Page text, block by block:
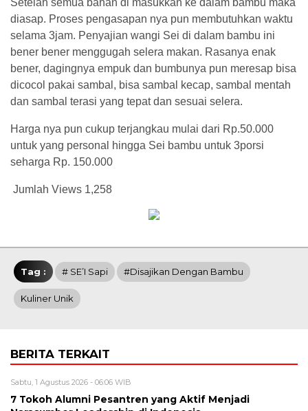
Setelah semua bahan di masukkan ke dalam bambu maka
diasap. Proses pengasapan nya pun membutuhkan waktu
selama 3jam. Penyajian wangi Sei di dalam bambu ini
bener bener menggugah selera makan. Rasanya enak
bener, dagingnya empuk dan bumbunya pun meresap bisa
dicocol pakai sambal, bisa sambal kecap, sambal mentah
dan sambal terasi yang tepat dan sesuai selera.
Harga nya pun cukup terjangkau mulai dari Rp.50.000
untuk yang personal hingga Sei bambu untuk 3porsi
seharga Rp. 150.000
Jumlah Views 1,258
Tag : # SE’I Sapi #disajikan Dengan Bambu
Kuliner Unik
BERITA TERKAIT
Sabtu, 1 Agustus 2026 - 06:06 WIB
7 Tokoh Alumni Pesantren yang Aktif Menjadi